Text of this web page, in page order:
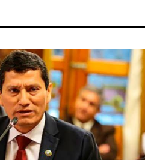
Página
Página
Página
PáginaPágina